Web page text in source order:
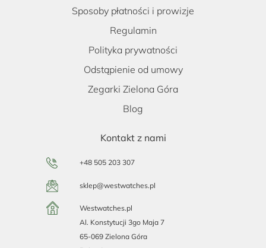
Sposoby płatności i prowizje
Regulamin
Polityka prywatności
Odstąpienie od umowy
Zegarki Zielona Góra
Blog
Kontakt z nami
+48 505 203 307
sklep@westwatches.pl
Westwatches.pl
Al. Konstytucji 3go Maja 7
65-069 Zielona Góra